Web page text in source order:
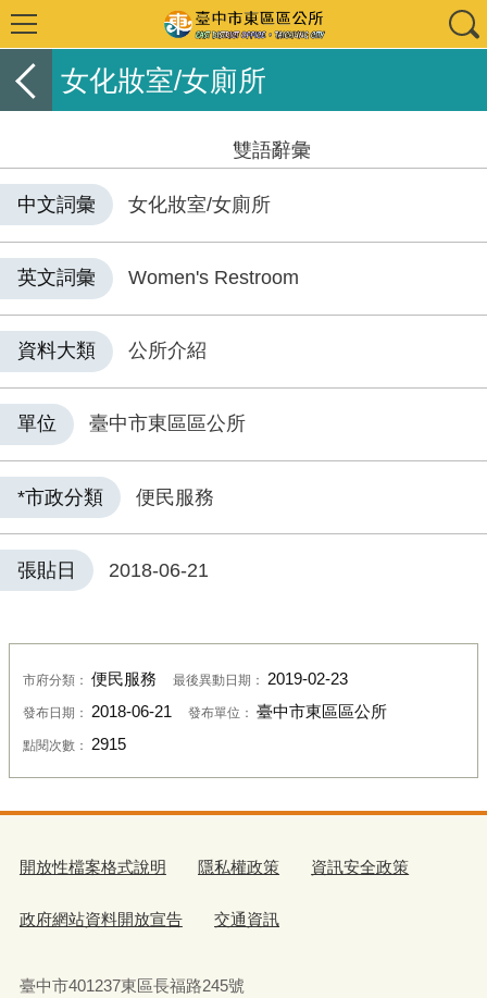
女化妝室/女廁所
雙語辭彙
中文詞彙 女化妝室/女廁所
英文詞彙 Women's Restroom
資料大類 公所介紹
單位 臺中市東區區公所
*市政分類 便民服務
張貼日 2018-06-21
市府分類： 便民服務 最後異動日期： 2019-02-23
發布日期： 2018-06-21 發布單位： 臺中市東區區公所
點閱次數： 2915
開放性檔案格式說明 隱私權政策 資訊安全政策
政府網站資料開放宣告 交通資訊
臺中市401237東區長福路245號